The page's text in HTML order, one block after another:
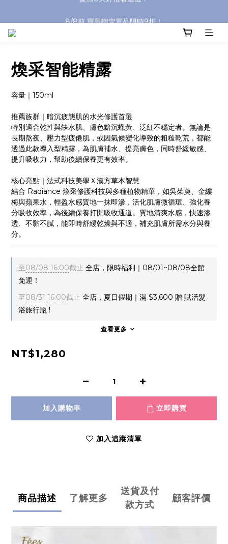
煥采智能精露
容量｜150ml
推薦族群｜暗沉疲態肌的水光修護首選
特別適合乾性與缺水肌、膚色黯沉蠟黃、泛紅不穩定者。無論是
長期熬夜、壓力型疲倦肌，或因氣候變化導致的粗糙乾荒，都能
透過此款導入型精露，為肌膚補水、提亮膚色，同時舒緩敏感、
提升吸收力，幫助後續保養更有效率。
核心亮點｜法式科技美學Ｘ漢方草本智慧
結合 Radiance 煥采修護科技與多種植物精華，如吳茱萸、金縷
梅與蘋果水，輕盈水感質地一抹即滲，活化肌膚微循環、強化養
分吸收效率，為後續保養打開吸收通道。質地清爽水感，快速滲
透、不黏不膩，能即時舒緩乾燥與不適，補充肌膚所需水分與養
分。
至08/08 16:00截止 全店，限時福利｜08/01~08/08全館
免運！
至08/31 16:00截止 全店，夏日假期｜滿 $3,600 贈 賦活髮
浴旅行瓶 !
查看更多
NT$1,280
加入購物車 立即購買
加入追蹤清單
商品描述 了解更多
送貨及付
款方式
顧客評價